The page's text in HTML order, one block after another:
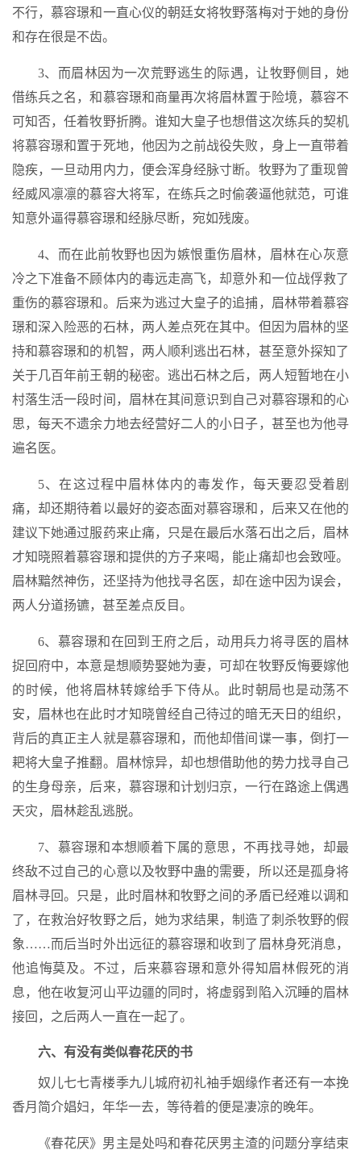
不行，慕容璟和一直心仪的朝廷女将牧野落梅对于她的身份
和存在很是不齿。
3、而眉林因为一次荒野逃生的际遇，让牧野侧目，她
借练兵之名，和慕容璟和商量再次将眉林置于险境，慕容不
可知否，任着牧野折腾。谁知大皇子也想借这次练兵的契机
将慕容璟和置于死地，他因为之前战役失败，身上一直带着
隐疾，一旦动用内力，便会浑身经脉寸断。牧野为了重现曾
经威风凛凛的慕容大将军，在练兵之时偷袭逼他就范，可谁
知意外逼得慕容璟和经脉尽断，宛如残废。
4、而在此前牧野也因为嫉恨重伤眉林，眉林在心灰意
冷之下准备不顾体内的毒远走高飞，却意外和一位战俘救了
重伤的慕容璟和。后来为逃过大皇子的追捕，眉林带着慕容
璟和深入险恶的石林，两人差点死在其中。但因为眉林的坚
持和慕容璟和的机智，两人顺利逃出石林，甚至意外探知了
关于几百年前王朝的秘密。逃出石林之后，两人短暂地在小
村落生活一段时间，眉林在其间意识到自己对慕容璟和的心
思，每天不遗余力地去经营好二人的小日子，甚至也为他寻
遍名医。
5、在这过程中眉林体内的毒发作，每天要忍受着剧
痛，却还期待着以最好的姿态面对慕容璟和，后来又在他的
建议下她通过服药来止痛，只是在最后水落石出之后，眉林
才知晓照着慕容璟和提供的方子来喝，能止痛却也会致哑。
眉林黯然神伤，还坚持为他找寻名医，却在途中因为误会，
两人分道扬镳，甚至差点反目。
6、慕容璟和在回到王府之后，动用兵力将寻医的眉林
捉回府中，本意是想顺势娶她为妻，可却在牧野反悔要嫁他
的时候，他将眉林转嫁给手下侍从。此时朝局也是动荡不
安，眉林也在此时才知晓曾经自己待过的暗无天日的组织，
背后的真正主人就是慕容璟和，而他却借间谍一事，倒打一
耙将大皇子推翻。眉林惊异，却也想借助他的势力找寻自己
的生身母亲，后来，慕容璟和计划归京，一行在路途上偶遇
天灾，眉林趁乱逃脱。
7、慕容璟和本想顺着下属的意思，不再找寻她，却最
终敌不过自己的心意以及牧野中蛊的需要，所以还是孤身将
眉林寻回。只是，此时眉林和牧野之间的矛盾已经难以调和
了，在救治好牧野之后，她为求结果，制造了刺杀牧野的假
象……而后当时外出远征的慕容璟和收到了眉林身死消息，
他追悔莫及。不过，后来慕容璟和意外得知眉林假死的消
息，他在收复河山平边疆的同时，将虚弱到陷入沉睡的眉林
接回，之后两人一直在一起了。
六、有没有类似春花厌的书
奴儿七七青楼季九儿城府初礼袖手姻缘作者还有一本挽
香月简介娼妇，年华一去，等待着的便是凄凉的晚年。
《春花厌》男主是处吗和春花厌男主渣的问题分享结束